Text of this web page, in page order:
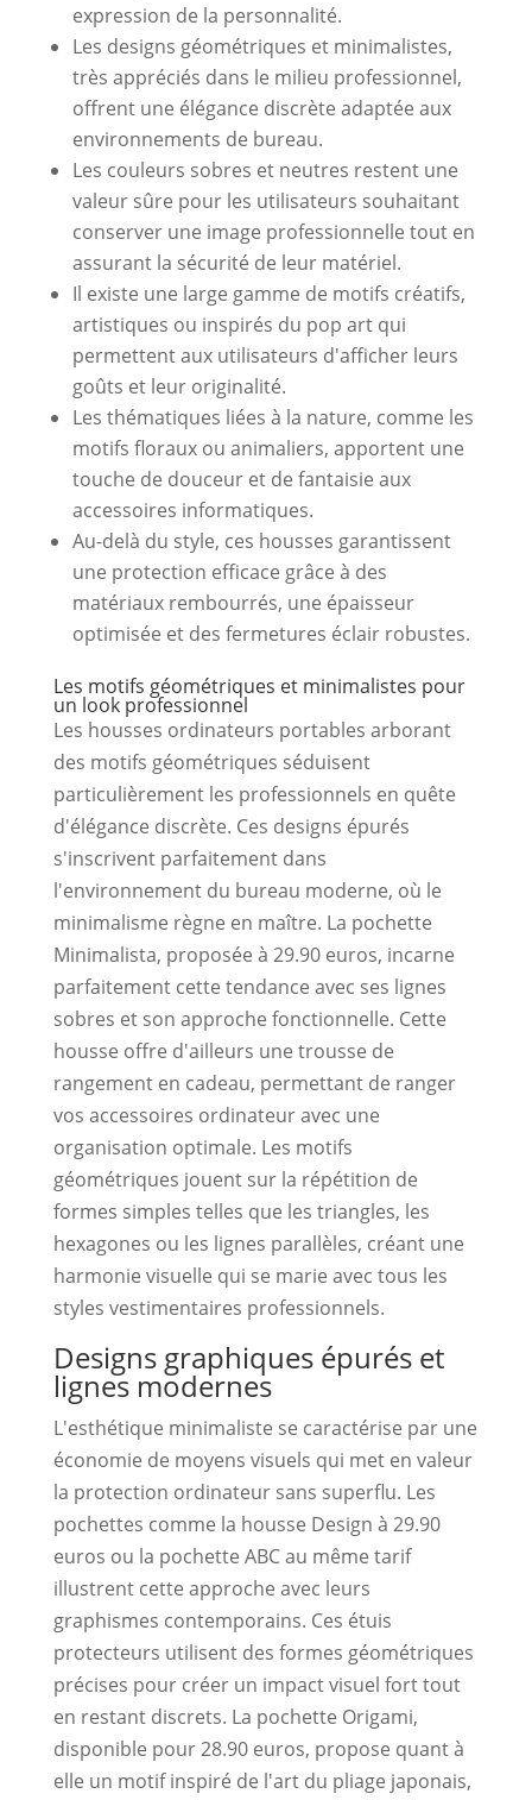
expression de la personnalité.
Les designs géométriques et minimalistes,
très appréciés dans le milieu professionnel,
offrent une élégance discrète adaptée aux
environnements de bureau.
Les couleurs sobres et neutres restent une
valeur sûre pour les utilisateurs souhaitant
conserver une image professionnelle tout en
assurant la sécurité de leur matériel.
Il existe une large gamme de motifs créatifs,
artistiques ou inspirés du pop art qui
permettent aux utilisateurs d'afficher leurs
goûts et leur originalité.
Les thématiques liées à la nature, comme les
motifs floraux ou animaliers, apportent une
touche de douceur et de fantaisie aux
accessoires informatiques.
Au-delà du style, ces housses garantissent
une protection efficace grâce à des
matériaux rembourrés, une épaisseur
optimisée et des fermetures éclair robustes.
Les motifs géométriques et minimalistes pour
un look professionnel
Les housses ordinateurs portables arborant
des motifs géométriques séduisent
particulièrement les professionnels en quête
d'élégance discrète. Ces designs épurés
s'inscrivent parfaitement dans
l'environnement du bureau moderne, où le
minimalisme règne en maître. La pochette
Minimalista, proposée à 29.90 euros, incarne
parfaitement cette tendance avec ses lignes
sobres et son approche fonctionnelle. Cette
housse offre d'ailleurs une trousse de
rangement en cadeau, permettant de ranger
vos accessoires ordinateur avec une
organisation optimale. Les motifs
géométriques jouent sur la répétition de
formes simples telles que les triangles, les
hexagones ou les lignes parallèles, créant une
harmonie visuelle qui se marie avec tous les
styles vestimentaires professionnels.
Designs graphiques épurés et
lignes modernes
L'esthétique minimaliste se caractérise par une
économie de moyens visuels qui met en valeur
la protection ordinateur sans superflu. Les
pochettes comme la housse Design à 29.90
euros ou la pochette ABC au même tarif
illustrent cette approche avec leurs
graphismes contemporains. Ces étuis
protecteurs utilisent des formes géométriques
précises pour créer un impact visuel fort tout
en restant discrets. La pochette Origami,
disponible pour 28.90 euros, propose quant à
elle un motif inspiré de l'art du pliage japonais,